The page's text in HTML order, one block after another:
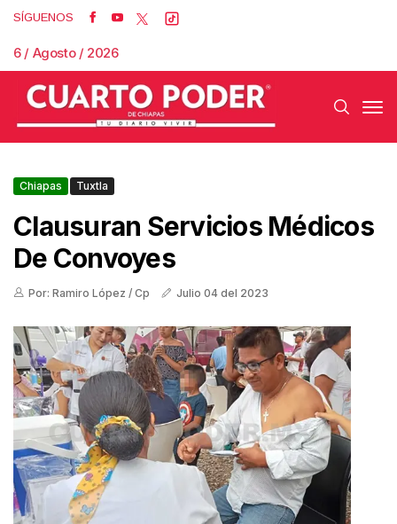
SÍGUENOS
6 / Agosto / 2026
Chiapas Tuxtla
Clausuran Servicios Médicos
De Convoyes
Por: Ramiro López / Cp Julio 04 del 2023